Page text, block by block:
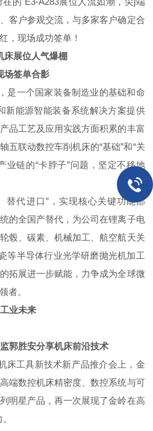
客户参观交流，与多家客户确定合
，现场成功签单！
床展位人气爆棚
场签单合影
一个国家装备制造业的基础和命
新能源智能装备系统解决方案提供
品工艺及应用实践方面积累的丰富
五联动数控车削机床的“基础”和“关
业链的“卡脖子”问题，坚定不移地
代进口”，实现核心关键功能部
的全国产替代，为公司在锂离子电
毂、碳素、机械加工、航空航天关
等半导体行业光学研磨抛光机加工
拓展进一步赋能，力争成为全球微
者。
业未来
郭胜安分享机床前沿技术
工具新技术新产品推介会上，金
端数控机床精密度、数控系统与可
明星产品，再一次展现了金岭在高